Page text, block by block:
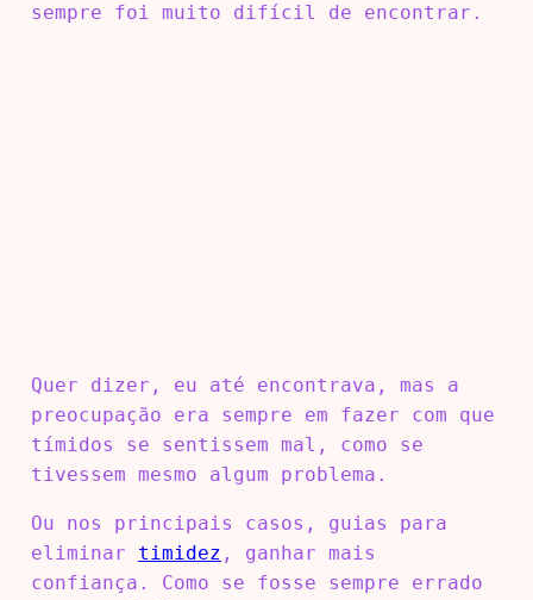
sempre foi muito difícil de encontrar.
Quer dizer, eu até encontrava, mas a
preocupação era sempre em fazer com que
tímidos se sentissem mal, como se
tivessem mesmo algum problema.
Ou nos principais casos, guias para
eliminar timidez , ganhar mais
confiança. Como se fosse sempre errado